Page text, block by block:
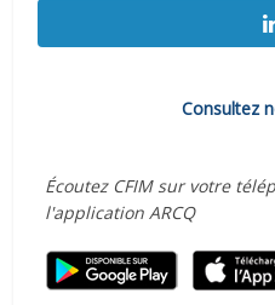
Consultez
Écoutez CFIM sur votre
l'application ARCQ